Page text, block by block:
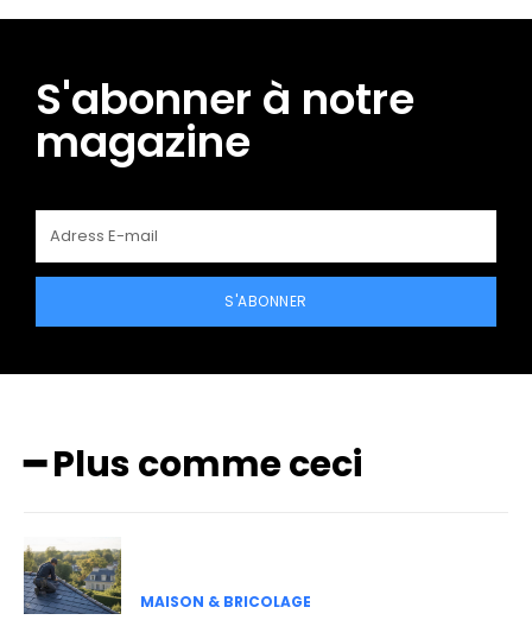
S'abonner à notre
magazine
S'ABONNER
━ Plus comme ceci
MAISON & BRICOLAGE